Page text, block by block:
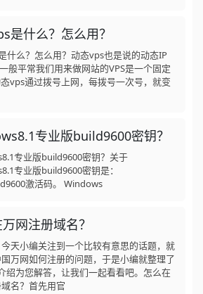
是什么？怎么用？
什么？怎么用？动态vps也是说的动态IP
般平常我们用来做网站的VPS是一个固定
vps通过拨号上网，每拨号一次号，就变
专业版build9600密钥？
专业版build9600密钥？关于
专业版build9600密钥是：
激活码。 Windows
网注册域名？
天小编关注到一个比较有意思的话题，就
万网如何注册的问题，于是小编就整理了
绍为您解答，让我们一起看看吧。怎么在
名？首先用官